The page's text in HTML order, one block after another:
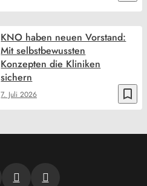
bookmark_border
7. Juli 2026
KNO haben neuen Vorstand:
Mit selbstbewussten
Konzepten die Kliniken
sichern